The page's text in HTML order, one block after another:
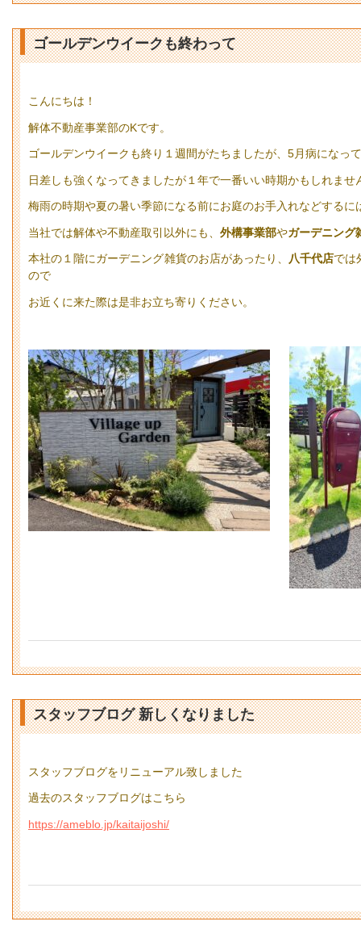
ゴールデンウイークも終わって
こんにちは！
解体不動産事業部のKです。
ゴールデンウイークも終り１週間がたちましたが、5月病になっ
日差しも強くなってきましたが１年で一番いい時期かもしれませ
梅雨の時期や夏の暑い季節になる前にお庭のお手入れなどするに
当社では解体や不動産取引以外にも、 外構事業部やガーデニング
本社の１階にガーデニング雑貨のお店があったり、 八千代店では
ので
お近くに来た際は是非お立ち寄りください。
スタッフブログ 新しくなりました
スタッフブログをリニューアル致しました
過去のスタッフブログはこちら
https://ameblo.jp/kaitaijoshi/